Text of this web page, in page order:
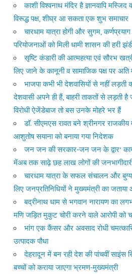
काशी विश्वनाथ मंदिर है ज्ञानवापि
विरूद्ध पक्ष, शीघ्र आ सकता एक शुभ समाचार
चारधाम यात्रा होगी और सुगम,
परियोजनाओं को मिली धामी शासन की हरी
सृष्टि कंडारी की आत्महत्या एवं सौरभ
लिए जाने के कानूनी व सामाजिक पक्ष पर अति
भाजपा कभी भी देशवासियों से नहीं लड़ती
देशवासी अपने ही हैं, बाहरी ताकतों से लड़ती
विरोधी ऐजेंडेबाज तो बस उनके मोहरे भर हैं
डॉ. सीएमएस रावत बने श्रीनगर
आशुतोष सयाना को बनाया गया निदेशक
जन जन की सरकार-जन जन के द्वार’
मेंअब तक साढ़े छह लाख लोगों की
चारधाम यात्रा के सफल संचालन और
लिए जनप्रतिनिधियों ने मुख्यमंत्री का जताया
बद्रीनाथ धाम से भगवान नारायण का
मणि जड़ित मुकुट चोरी करने वाले आरोपी को
भांग एक कैंसर और अवसाद रोधी
उत्पादक पौधा
देहरादून में बन रही देश की पांचवीं
बच्चों को कराया जाएगा भ्रमण-मुख्यमंत्री